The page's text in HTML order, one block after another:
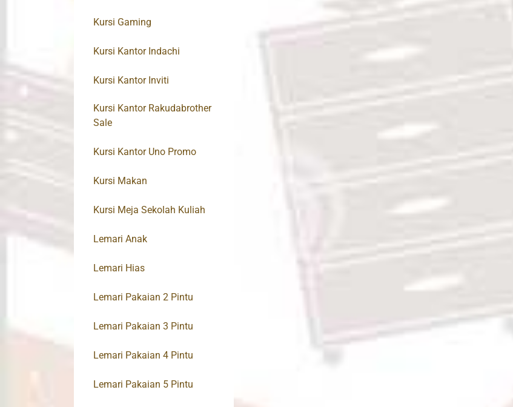
Kursi Gaming
Kursi Kantor Indachi
Kursi Kantor Inviti
Kursi Kantor Rakudabrother
Sale
Kursi Kantor Uno Promo
Kursi Makan
Kursi Meja Sekolah Kuliah
Lemari Anak
Lemari Hias
Lemari Pakaian 2 Pintu
Lemari Pakaian 3 Pintu
Lemari Pakaian 4 Pintu
Lemari Pakaian 5 Pintu